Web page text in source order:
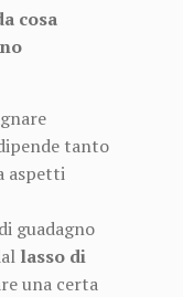
cosa
tanto
aspetti
guadagno
lasso di
una certa